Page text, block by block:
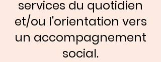
services du quotidien
et/ou l'orientation vers
un accompagnement
social.